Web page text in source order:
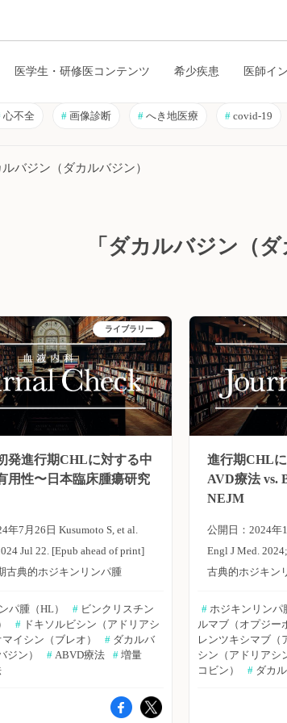
医学生・研修医コンテンツ 希少疾患 医師イ
心不全 # 画像診断 # へき地医療 # covid-19
ルバジン（ダカルバジン）
「ダカルバジン（
ライブラリー
発進行期CHLに対する中
用性〜日本臨床腫瘍研究
年7月26日 Kusumoto S, et al.
Jul 22. [Epub ahead of print]
古典的ホジキンリンパ腫
ンパ腫グループJCOG1305試験
、愛知県がんセンターの楠本
した。Cancer Science誌オンラ
7月22日号の報告。 対象は、
たに診断された進行期CHL日
象患者は、ドキソルビシン＋ブ
パ腫（HL） # ビンクリスチン
# ドキソルビシン（アドリアシ
イシン（ブレオ） # ダカルバ
ジン）
# ABVD療法 # 増量
進行期CHL
AVD療法 vs.
NEJM
公開日：2024年
Engl J Med.
古典的ホジキン
ることで成人お
ムは改善した。
BV使用は毒性
の約半数では、
が行われてお
っている。一方
# ホジキンリンパ
ルマブ（オプジー
レンツキシマブ（
シン（アドリアシ
コビン）
# ダカル